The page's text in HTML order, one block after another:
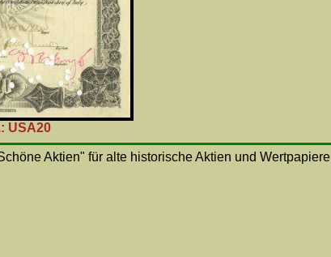
USA20
Aktien" für alte historische Aktien und Wertpapiere